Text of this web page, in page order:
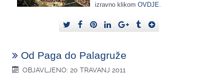
izravno klikom OVDJE.
Od Paga do Palagruže
OBJAVLJENO: 20 TRAVANJ 2011